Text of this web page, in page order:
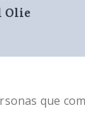
Olie
que